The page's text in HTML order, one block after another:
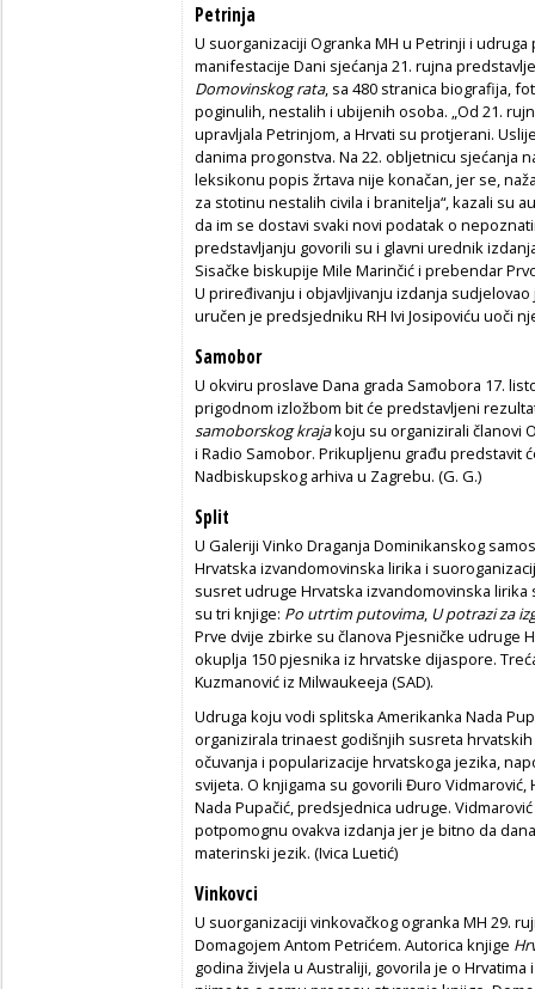
Petrinja
U suorganizaciji Ogranka MH u Petrinji i
manifestacije Dani sjećanja 21. rujna
Domovinskog rata, sa 480 stranica biografija,
poginulih, nestalih i ubijenih osoba. „Od 21.
upravljala Petrinjom, a Hrvati su protjerani.
danima progonstva. Na 22. obljetnicu sjećanja
leksikonu popis žrtava nije konačan, jer se,
za stotinu nestalih civila i branitelja“, kazali su
da im se dostavi svaki novi podatak o
predstavljanju govorili su i glavni urednik
Sisačke biskupije Mile Marinčić i prebendar
U priređivanju i objavljivanju izdanja
uručen je predsjedniku RH Ivi Josipoviću uoči
Samobor
U okviru proslave Dana grada Samobora 17.
prigodnom izložbom bit će predstavljeni
samoborskog krajakoju su organizirali članovi
i Radio Samobor. Prikupljenu građu predstavit
Nadbiskupskog arhiva u Zagrebu. (G. G.)
Split
U Galeriji Vinko Draganja Dominikanskog
Hrvatska izvandomovinska lirika i
susret udruge Hrvatska izvandomovinska
su tri knjige: Po utrtim putovima, U potrazi za
Prve dvije zbirke su članova Pjesničke udruge
okuplja 150 pjesnika iz hrvatske dijaspore.
Kuzmanović iz Milwaukeeja (SAD).
Udruga koju vodi splitska Amerikanka Nada
organizirala trinaest godišnjih susreta
očuvanja i popularizacije hrvatskoga jezika,
svijeta. O knjigama su govorili Đuro Vidmarović,
Nada Pupačić, predsjednica udruge.
potpomognu ovakva izdanja jer je bitno da
materinski jezik. (Ivica Luetić)
Vinkovci
U suorganizaciji vinkovačkog ogranka MH 29.
Domagojem Antom Petrićem. Autorica knjige
godina živjela u Australiji, govorila je o